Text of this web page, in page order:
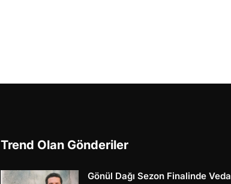
Trend Olan Gönderiler
Gönül Dağı Sezon Finalinde Veda